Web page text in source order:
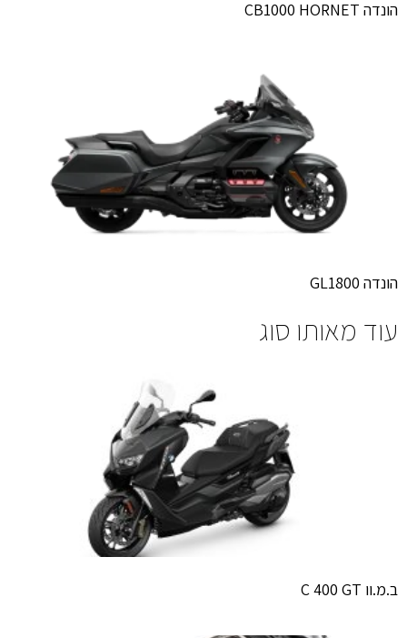
הונדה CB1000 HORNET
הונדה GL1800
עוד מאותו סוג
ב.מ.וו C 400 GT